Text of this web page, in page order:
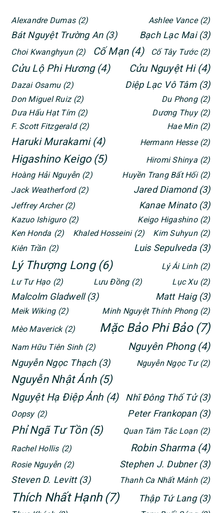
Alexandre Dumas (2) Ashlee Vance (2)
Bát Nguyệt Trường An (3) Bạch Lạc Mai (3)
Choi Kwanghyun (2) Cố Mạn (4) Cố Tây Tước (2)
Cửu Lộ Phi Hương (4) Cửu Nguyệt Hi (4)
Dazai Osamu (2) Diệp Lạc Vô Tâm (3)
Don Miguel Ruiz (2) Du Phong (2)
Dưa Hấu Hạt Tím (2) Dương Thụy (2)
F. Scott Fitzgerald (2) Hae Min (2)
Haruki Murakami (4) Hermann Hesse (2)
Higashino Keigo (5) Hiromi Shinya (2)
Hoàng Hải Nguyễn (2) Huyền Trang Bất Hối (2)
Jack Weatherford (2) Jared Diamond (3)
Jeffrey Archer (2) Kanae Minato (3)
Kazuo Ishiguro (2) Keigo Higashino (2)
Ken Honda (2) Khaled Hosseini (2) Kim Suhyun (2)
Kiên Trần (2) Luis Sepulveda (3)
Lý Thượng Long (6) Lý Ái Linh (2)
Lư Tư Hạo (2) Lưu Đồng (2) Lục Xu (2)
Malcolm Gladwell (3) Matt Haig (3)
Meik Wiking (2) Minh Nguyệt Thính Phong (2)
Mèo Maverick (2) Mặc Bảo Phi Bảo (7)
Nam Hữu Tiên Sinh (2) Nguyên Phong (4)
Nguyễn Ngọc Thạch (3) Nguyễn Ngọc Tư (2)
Nguyễn Nhật Ánh (5)
Nguyệt Hạ Điệp Ảnh (4) Nhĩ Đông Thố Tử (3)
Oopsy (2) Peter Frankopan (3)
Phỉ Ngã Tư Tồn (5) Quan Tâm Tắc Loạn (2)
Rachel Hollis (2) Robin Sharma (4)
Rosie Nguyễn (2) Stephen J. Dubner (3)
Steven D. Levitt (3) Thanh Ca Nhất Mảnh (2)
Thích Nhất Hạnh (7) Thập Tứ Lang (3)